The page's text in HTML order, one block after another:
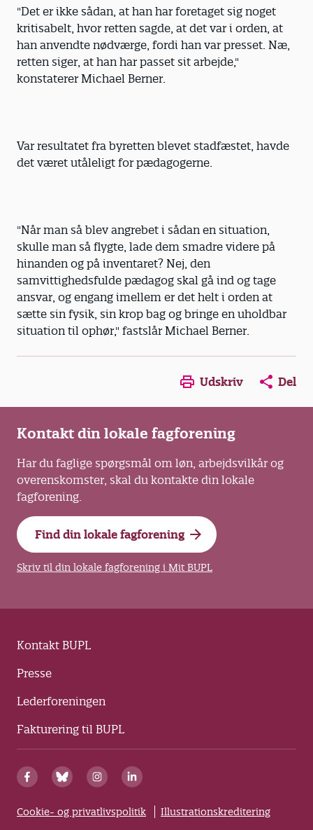
"Det er ikke sådan, at han har foretaget sig noget
kritisabelt, hvor retten sagde, at det var i orden, at
han anvendte nødværge, fordi han var presset. Næ,
retten siger, at han har passet sit arbejde,"
konstaterer Michael Berner.
Var resultatet fra byretten blevet stadfæstet, havde
det været utåleligt for pædagogerne.
"Når man så blev angrebet i sådan en situation,
skulle man så flygte, lade dem smadre videre på
hinanden og på inventaret? Nej, den
samvittighedsfulde pædagog skal gå ind og tage
ansvar, og engang imellem er det helt i orden at
sætte sin fysik, sin krop bag og bringe en uholdbar
situation til ophør," fastslår Michael Berner.
Opens in a new window
Opens in a new
Opens in
Udskriv Del
Kontakt din lokale fagforening
Har du faglige spørgsmål om løn, arbejdsvilkår og
overenskomster, skal du kontakte din lokale
fagforening.
Find din lokale fagforening
Skriv til din lokale fagforening i Mit BUPL
Kontakt BUPL
Presse
Lederforeningen
Fakturering til BUPL
Cookie- og privatlivspolitik Illustrationskreditering